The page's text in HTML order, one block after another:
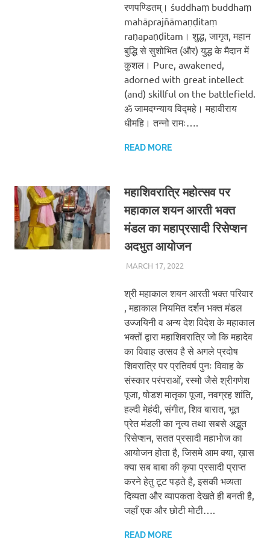
रणपण्डितम्। śuddhaṃ buddhaṃ
mahāprajñāmaṇḍitaṃ
raṇapaṇḍitam। शुद्ध, जागृत, महान
बुद्धि से सुशोभित (और) युद्ध के मैदान में
कुशल। Pure, awakened,
adorned with great intellect
(and) skillful on the battlefield.
ॐ जामदग्न्याय विद्महे। महावीराय
धीमहि। तन्नो रामः….
READ MORE
महाशिवरात्रि महोत्सव पर
महाकाल शयन आरती भक्त
मंडल का महाप्रसादी रिसेप्शन
अदभुत आयोजन
MARCH 17, 2022
श्री महाकाल शयन आरती भक्त परिवार
, महाकाल नियमित दर्शन भक्त मंडल
उज्जयिनी व अन्य देश विदेश के महाकाल
भक्तों द्वारा महाशिवरात्रि जो कि महादेव
का विवाह उत्सव है से अगले प्रदोष
शिवरात्रि पर प्रतिवर्ष पुनः विवाह के
संस्कार परंपराओं, रस्मो जैसे श्रीगणेश
पूजा, षोडश मातृका पूजा, नवग्रह शांति,
हल्दी मेहंदी, संगीत, शिव बारात, भूत
प्रेत मंडली का नृत्य तथा सबसे अद्भुत
रिसेप्शन, सतत प्रसादी महाभोज का
आयोजन होता है, जिसमे आम क्या, ख़ास
क्या सब बाबा की कृपा प्रसादी प्राप्त
करने हेतु टूट पड़ते है, इसकी भव्यता
दिव्यता और व्यापकता देखते ही बनती है,
जहाँ एक और छोटी मोटी….
READ MORE